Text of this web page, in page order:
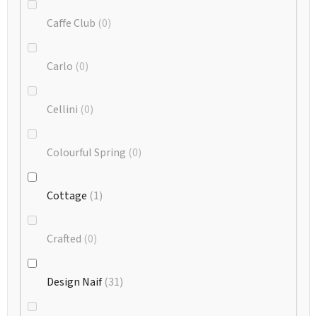
Caffe Club 0
Carlo 0
Cellini 0
Colourful Spring 0
Cottage 1
Crafted 0
Design Naif 31